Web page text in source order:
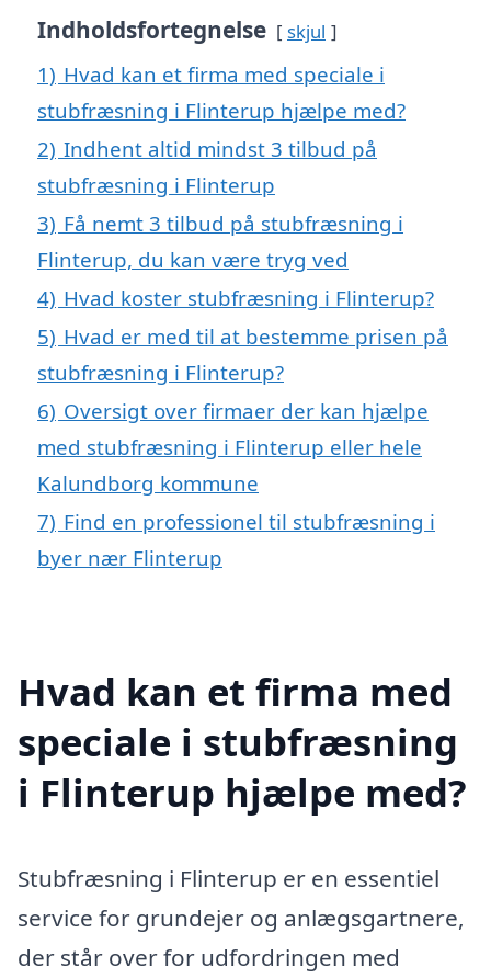
Indholdsfortegnelse skjul
1) Hvad kan et firma med speciale i
stubfræsning i Flinterup hjælpe med?
2) Indhent altid mindst 3 tilbud på
stubfræsning i Flinterup
3) Få nemt 3 tilbud på stubfræsning i
Flinterup, du kan være tryg ved
4) Hvad koster stubfræsning i Flinterup?
5) Hvad er med til at bestemme prisen på
stubfræsning i Flinterup?
6) Oversigt over firmaer der kan hjælpe
med stubfræsning i Flinterup eller hele
Kalundborg kommune
7) Find en professionel til stubfræsning i
byer nær Flinterup
Hvad kan et firma med
speciale i stubfræsning
i Flinterup hjælpe med?
Stubfræsning i Flinterup er en essentiel
service for grundejer og anlægsgartnere,
der står over for udfordringen med